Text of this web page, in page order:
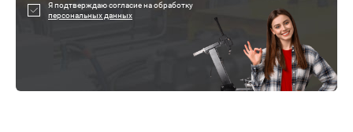
Я подтверждаю согласие на обработку
персональных данных